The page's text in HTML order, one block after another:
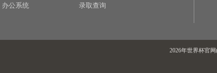
办公系统 录取查询
2026年世界杯官